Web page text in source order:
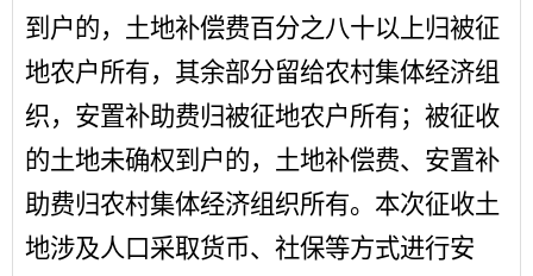
到户的，土地补偿费百分之八十以上归被征
地农户所有，其余部分留给农村集体经济组
织，安置补助费归被征地农户所有；被征收
的土地未确权到户的，土地补偿费、安置补
助费归农村集体经济组织所有。本次征收土
地涉及人口采取货币、社保等方式进行安